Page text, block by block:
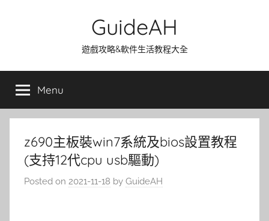
GuideAH
遊戲攻略&軟件生活教程大全
Menu
z690主板裝win7系統及bios設置教程
(支持12代cpu usb驅動)
Posted on 2021-11-18 by GuideAH